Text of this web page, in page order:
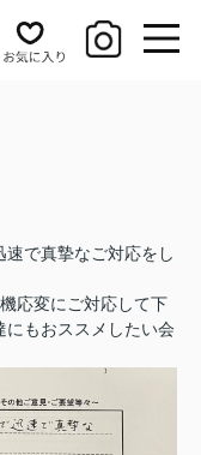
で真摯なご対応をし
応変にご対応して下
にもおススメしたい会